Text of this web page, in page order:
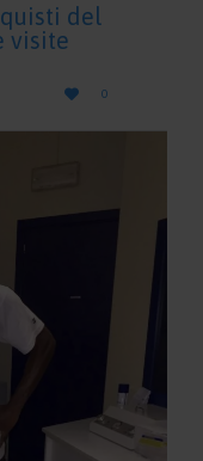
del
visite

LOVE
IT
0